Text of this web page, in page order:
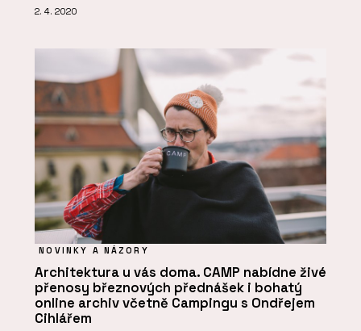
2. 4. 2020
NOVINKY A NÁZORY
Architektura u vás doma. CAMP nabídne živé
přenosy březnových přednášek i bohatý
online archiv včetně Campingu s Ondřejem
Cihlářem